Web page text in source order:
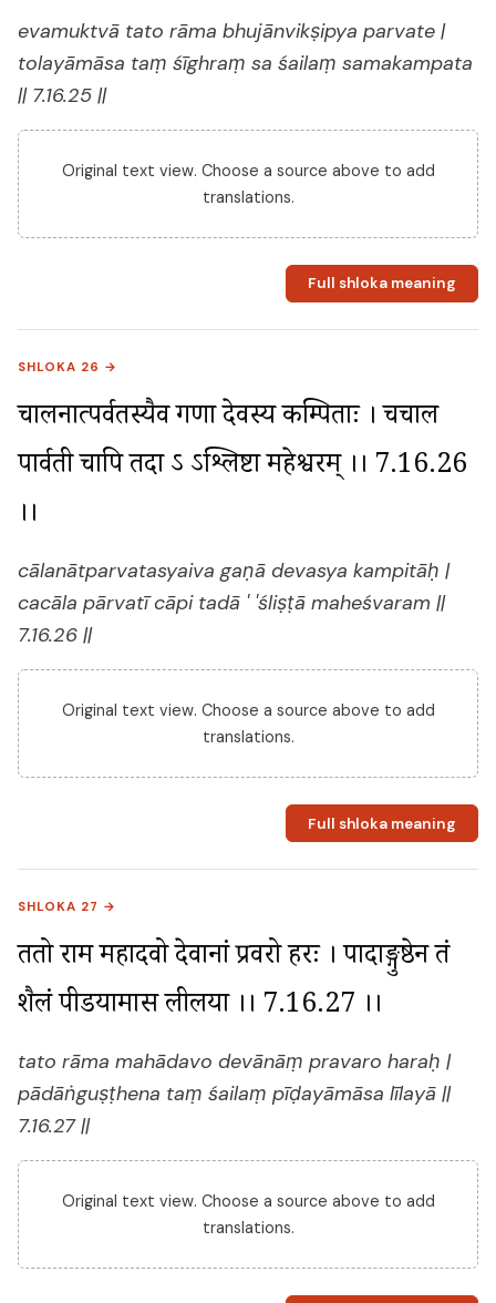
evamuktvā tato rāma bhujānvikṣipya parvate |
tolayāmāsa taṃ śīghraṃ sa śailaṃ samakampata
|| 7.16.25 ||
Original text view. Choose a source above to add
translations.
Full shloka meaning
SHLOKA 26 →
चालनात्पर्वतस्यैव गणा देवस्य कम्पिताः । चचाल
पार्वती चापि तदा ऽ ऽश्लिष्टा महेश्वरम् ।। 7.16.26
।।
cālanātparvatasyaiva gaṇā devasya kampitāḥ |
cacāla pārvatī cāpi tadā ' 'śliṣṭā maheśvaram ||
7.16.26 ||
Original text view. Choose a source above to add
translations.
Full shloka meaning
SHLOKA 27 →
ततो राम महादवो देवानां प्रवरो हरः । पादाङ्गुष्ठेन तं
शैलं पीडयामास लीलया ।। 7.16.27 ।।
tato rāma mahādavo devānāṃ pravaro haraḥ |
pādāṅguṣṭhena taṃ śailaṃ pīḍayāmāsa līlayā ||
7.16.27 ||
Original text view. Choose a source above to add
translations.